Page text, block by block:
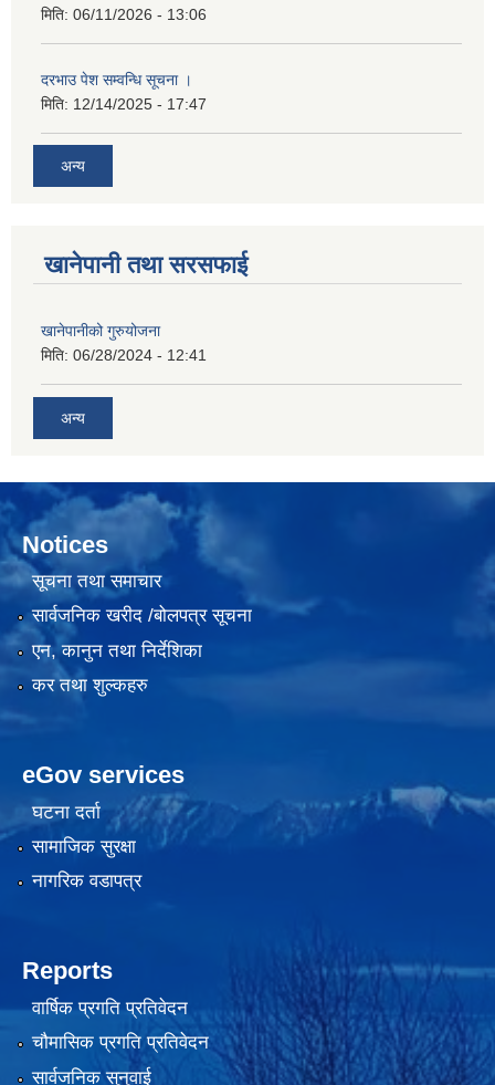
मिति: 06/11/2026 - 13:06
दरभाउ पेश सम्वन्धि सूचना ।
मिति: 12/14/2025 - 17:47
अन्य
खानेपानी तथा सरसफाई
खानेपानीको गुरुयोजना
मिति: 06/28/2024 - 12:41
अन्य
Notices
सूचना तथा समाचार
सार्वजनिक खरीद /बोलपत्र सूचना
एन, कानुन तथा निर्देशिका
कर तथा शुल्कहरु
eGov services
घटना दर्ता
सामाजिक सुरक्षा
नागरिक वडापत्र
Reports
वार्षिक प्रगति प्रतिवेदन
चौमासिक प्रगति प्रतिवेदन
सार्वजनिक सुनुवाई